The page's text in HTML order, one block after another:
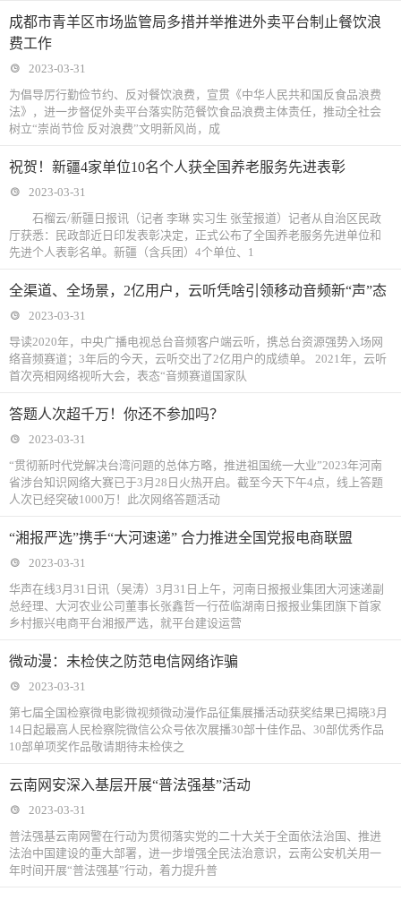
成都市青羊区市场监管局多措并举推进外卖平台制止餐饮浪
费工作
2023-03-31
为倡导厉行勤俭节约、反对餐饮浪费，宣贯《中华人民共和国反食品浪费
法》，进一步督促外卖平台落实防范餐饮食品浪费主体责任，推动全社会
树立“崇尚节俭 反对浪费”文明新风尚，成
祝贺！新疆4家单位10名个人获全国养老服务先进表彰
2023-03-31
石榴云/新疆日报讯（记者 李琳 实习生 张莹报道）记者从自治区民政
厅获悉：民政部近日印发表彰决定，正式公布了全国养老服务先进单位和
先进个人表彰名单。新疆（含兵团）4个单位、1
全渠道、全场景，2亿用户，云听凭啥引领移动音频新“声”态
2023-03-31
导读2020年，中央广播电视总台音频客户端云听，携总台资源强势入场网
络音频赛道；3年后的今天，云听交出了2亿用户的成绩单。 2021年，云听
首次亮相网络视听大会，表态“音频赛道国家队
答题人次超千万！你还不参加吗？
2023-03-31
“贯彻新时代党解决台湾问题的总体方略，推进祖国统一大业”2023年河南
省涉台知识网络大赛已于3月28日火热开启。截至今天下午4点，线上答题
人次已经突破1000万！此次网络答题活动
“湘报严选”携手“大河速递” 合力推进全国党报电商联盟
2023-03-31
华声在线3月31日讯（吴涛）3月31日上午，河南日报报业集团大河速递副
总经理、大河农业公司董事长张鑫哲一行莅临湖南日报报业集团旗下首家
乡村振兴电商平台湘报严选，就平台建设运营
微动漫：未检侠之防范电信网络诈骗
2023-03-31
第七届全国检察微电影微视频微动漫作品征集展播活动获奖结果已揭晓3月
14日起最高人民检察院微信公众号依次展播30部十佳作品、30部优秀作品
10部单项奖作品敬请期待未检侠之
云南网安深入基层开展“普法强基”活动
2023-03-31
普法强基云南网警在行动为贯彻落实党的二十大关于全面依法治国、推进
法治中国建设的重大部署，进一步增强全民法治意识，云南公安机关用一
年时间开展“普法强基”行动，着力提升普